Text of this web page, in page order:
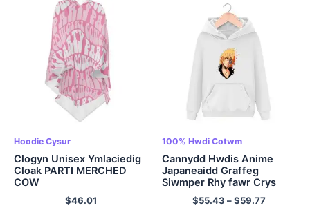
Hoodie Cysur
Clogyn Unisex Ymlaciedig
Cloak PARTI MERCHED
COW
$46.01
100% Hwdi Cotwm
Cannydd Hwdis Anime
Japaneaidd Graffeg
Siwmper Rhy fawr Crys
Chwys Cwfl Hwdis Maint
$55.43 –$59.77